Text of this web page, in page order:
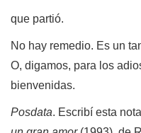
que partió.
No hay remedio. Es un
O, digamos, para los
bienvenidas.
Posdata. Escribí esta